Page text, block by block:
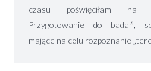
czasu poświęciłam na
Przygotowanie do badań,
mające na celu rozpoznanie